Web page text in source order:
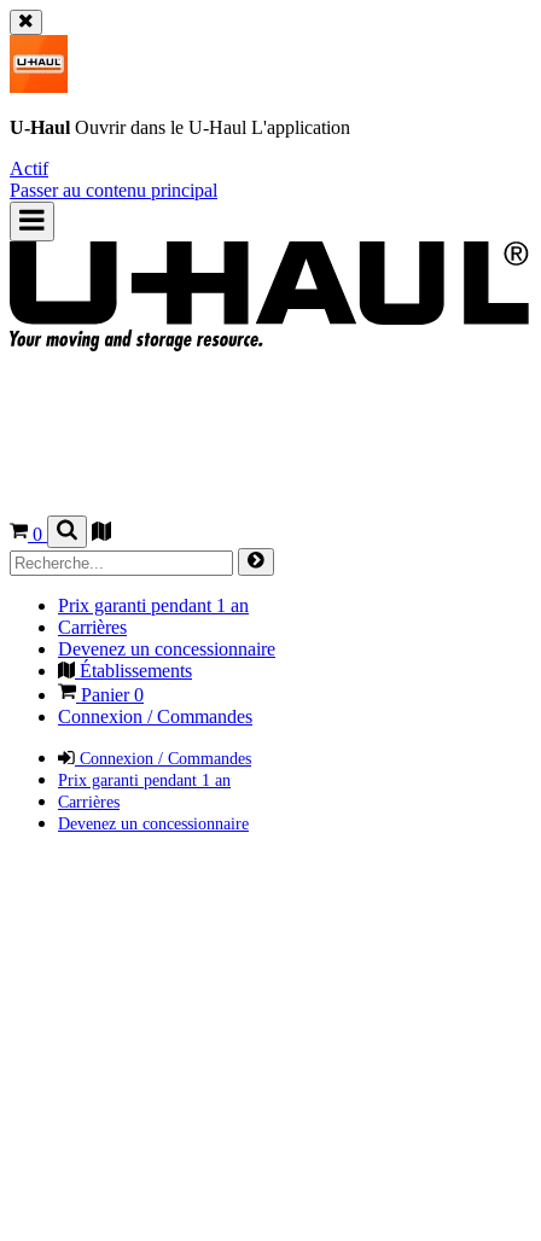
U-Haul Ouvrir dans le U-Haul L'application
Actif
Passer au contenu principal
0
Prix garanti pendant 1 an
Carrières
Devenez un concessionnaire
Établissements
Panier0
Connexion / Commandes
Connexion / Commandes
Prix garanti pendant 1 an
Carrières
Devenez un concessionnaire